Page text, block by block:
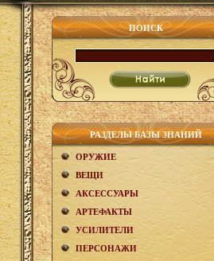
ПОИСК
РАЗДЕЛЫ БАЗЫ ЗНАНИЙ
ОРУЖИЕ
ВЕЩИ
АКCЕСCУАРЫ
АРТЕФАКТЫ
УСИЛИТЕЛИ
ПЕРСОНАЖИ